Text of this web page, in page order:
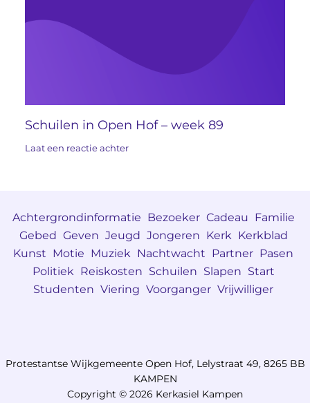
Schuilen in Open Hof – week 89
Laat een reactie achter
Achtergrondinformatie Bezoeker Cadeau Familie
Gebed Geven Jeugd Jongeren Kerk Kerkblad
Kunst Motie Muziek Nachtwacht Partner Pasen
Politiek Reiskosten Schuilen Slapen Start
Studenten Viering Voorganger Vrijwilliger
Protestantse Wijkgemeente Open Hof, Lelystraat 49, 8265 BB
KAMPEN
Copyright © 2026 Kerkasiel Kampen